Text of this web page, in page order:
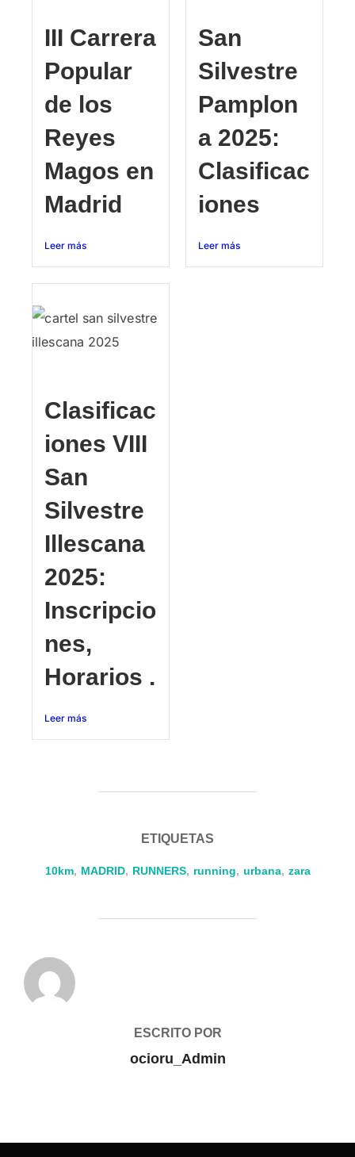
III Carrera
Popular
de los
Reyes
Magos en
Madrid
Leer más
San
Silvestre
Pamplon
a 2025:
Clasificac
iones
Leer más
Clasificac
iones VIII
San
Silvestre
Illescana
2025:
Inscripcio
nes,
Horarios .
Leer más
ETIQUETAS
10km, MADRID, RUNNERS, running, urbana, zara
ESCRITO POR
ocioru_Admin